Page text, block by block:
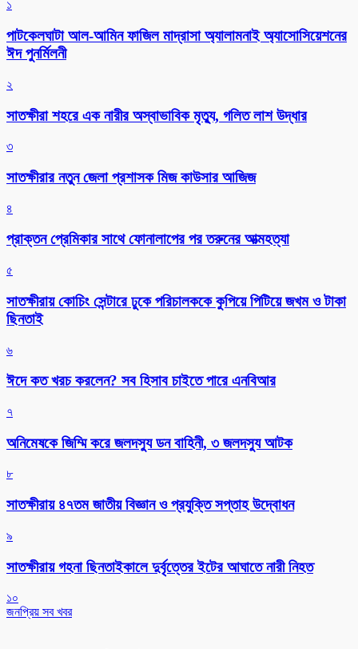
১
পাটকেলঘাটা আল-আমিন ফাজিল মাদ্রাসা অ্যালামনাই অ্যাসোসিয়েশনের
ঈদ পুনর্মিলনী
২
সাতক্ষীরা শহরে এক নারীর অস্বাভাবিক মৃত্যু, গলিত লাশ উদ্ধার
৩
সাতক্ষীরার নতুন জেলা প্রশাসক মিজ কাউসার আজিজ
৪
প্রাক্তন প্রেমিকার সাথে ফোনালাপের পর তরুনের আত্মহত্যা
৫
সাতক্ষীরায় কোচিং সেন্টারে ঢুকে পরিচালককে কুপিয়ে পিটিয়ে জখম ও টাকা
ছিনতাই
৬
ঈদে কত খরচ করলেন? সব হিসাব চাইতে পারে এনবিআর
৭
অনিমেষকে জিম্মি করে জলদস্যু ডন বাহিনী, ৩ জলদস্যু আটক
৮
সাতক্ষীরায় ৪৭তম জাতীয় বিজ্ঞান ও প্রযুক্তি সপ্তাহ উদ্বোধন
৯
সাতক্ষীরায় গহনা ছিনতাইকালে দুর্বৃত্তের ইটের আঘাতে নারী নিহত
১০
জনপ্রিয় সব খবর